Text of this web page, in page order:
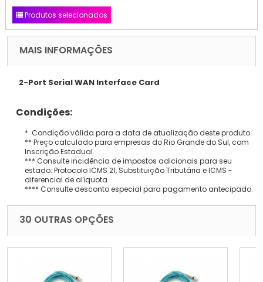
Produtos selecionados
MAIS INFORMAÇÕES
2-Port Serial WAN Interface Card
Condições:
* Condição válida para a data de atualização deste produto.
** Preço calculado para empresas do Rio Grande do Sul, com
Inscrição Estadual.
*** Consulte incidência de impostos adicionais para seu
estado: Protocolo ICMS 21, Substituição Tributária e ICMS -
diferencial de alíquota.
**** Consulte desconto especial para pagamento antecipado.
30 OUTRAS OPÇÕES